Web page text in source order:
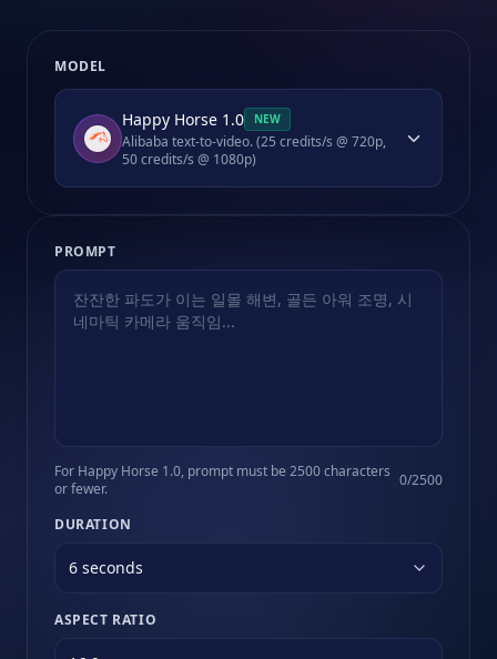
MODEL
Happy Horse 1.0 NEW
Alibaba text-to-video. (25 credits/s @ 720p,
50 credits/s @ 1080p)
PROMPT
For Happy Horse 1.0, prompt must be 2500 characters
or fewer.
0/2500
DURATION
6 seconds
ASPECT RATIO